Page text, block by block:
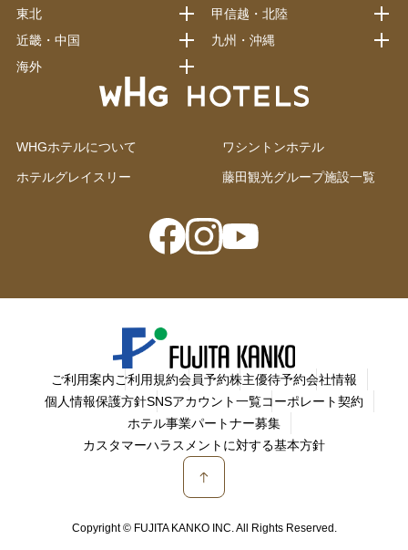
WHGホテルについて ワシントンホテル
ホテルグレイスリー 藤田観光グループ施設一覧
東北
甲信越・北陸
近畿・中国
九州・沖縄
海外
ご利用案内ご利用規約会員予約株主優待予約会社情報
個人情報保護方針SNSアカウント一覧コーポレート契約
ホテル事業パートナー募集
カスタマーハラスメントに対する基本方針
Copyright © FUJITA KANKO INC. All Rights Reserved.